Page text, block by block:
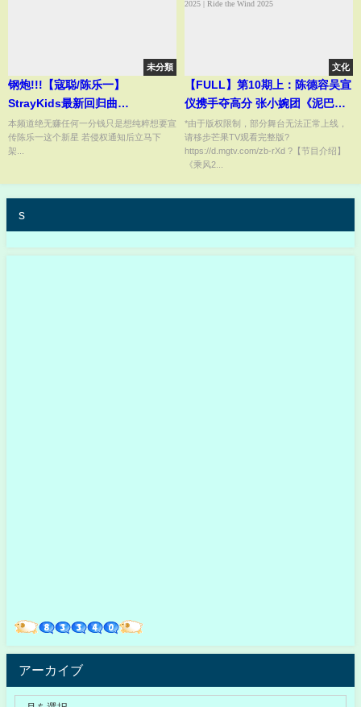
未分類
钢炮!!!【寇聪/陈乐一】
StrayKids最新回归曲
【MANIAC】的超燃梅尼耶课
堂！
本频道绝无赚任何一分钱只是想纯粹想要宣
传陈乐一这个新星 若侵权通知后立马下
架...
文化
【FULL】第10期上：陈德容吴宣
仪携手夺高分 张小婉团《泥巴》
大展女性力量 | 乘风2025 | Ride
the Wind 2025
*由于版权限制，部分舞台无法正常上线，
请移步芒果TV观看完整版?
https://d.mgtv.com/zb-rXd ?【节目介绍】
《乘风2...
s
アーカイブ